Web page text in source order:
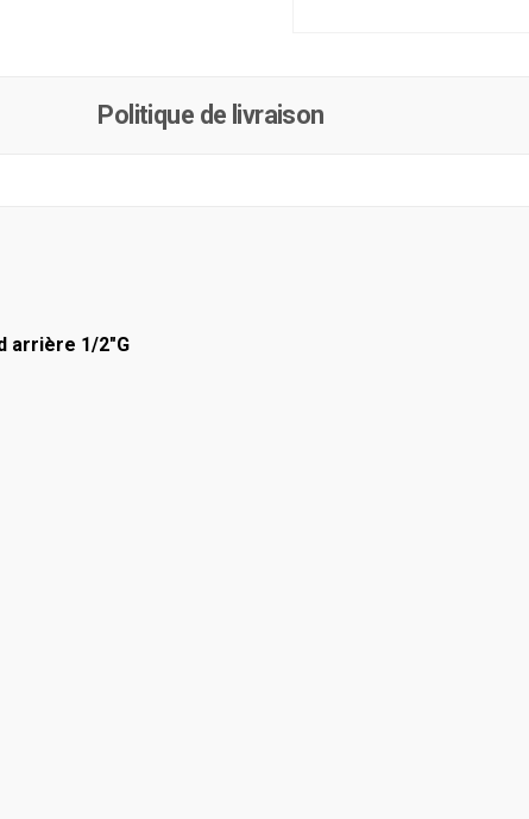
Politique de livraison
arrière 1/2"G